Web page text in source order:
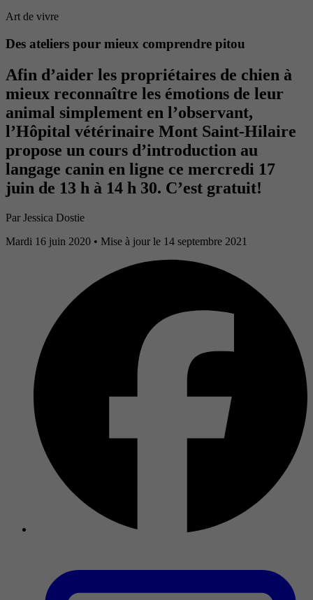
Art de vivre
Des ateliers pour mieux comprendre pitou
Afin d’aider les propriétaires de chien à
mieux reconnaître les émotions de leur
animal simplement en l’observant,
l’Hôpital vétérinaire Mont Saint-Hilaire
propose un cours d’introduction au
langage canin en ligne ce mercredi 17
juin de 13 h à 14 h 30. C’est gratuit!
Par Jessica Dostie
Mardi 16 juin 2020 • Mise à jour le 14 septembre 2021